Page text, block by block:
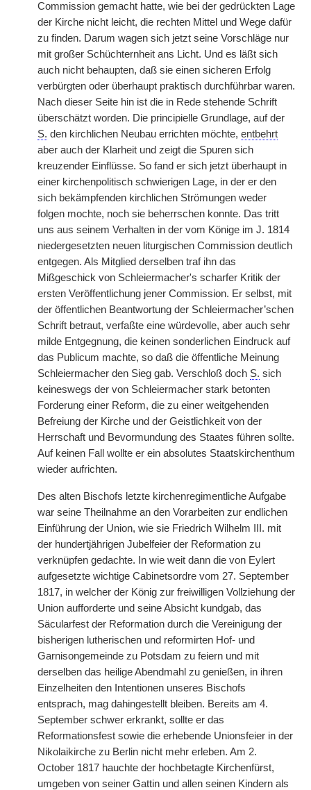
Commission gemacht hatte, wie bei der gedrückten Lage
der Kirche nicht leicht, die rechten Mittel und Wege dafür
zu finden. Darum wagen sich jetzt seine Vorschläge nur
mit großer Schüchternheit ans Licht. Und es läßt sich
auch nicht behaupten, daß sie einen sicheren Erfolg
verbürgten oder überhaupt praktisch durchführbar waren.
Nach dieser Seite hin ist die in Rede stehende Schrift
überschätzt worden. Die principielle Grundlage, auf der
S. den kirchlichen Neubau errichten möchte, entbehrt
aber auch der Klarheit und zeigt die Spuren sich
kreuzender Einflüsse. So fand er sich jetzt überhaupt in
einer kirchenpolitisch schwierigen Lage, in der er den
sich bekämpfenden kirchlichen Strömungen weder
folgen mochte, noch sie beherrschen konnte. Das tritt
uns aus seinem Verhalten in der vom Könige im J. 1814
niedergesetzten neuen liturgischen Commission deutlich
entgegen. Als Mitglied derselben traf ihn das
Mißgeschick von Schleiermacher's scharfer Kritik der
ersten Veröffentlichung jener Commission. Er selbst, mit
der öffentlichen Beantwortung der Schleiermacher’schen
Schrift betraut, verfaßte eine würdevolle, aber auch sehr
milde Entgegnung, die keinen sonderlichen Eindruck auf
das Publicum machte, so daß die öffentliche Meinung
Schleiermacher den Sieg gab. Verschloß doch S. sich
keineswegs der von Schleiermacher stark betonten
Forderung einer Reform, die zu einer weitgehenden
Befreiung der Kirche und der Geistlichkeit von der
Herrschaft und Bevormundung des Staates führen sollte.
Auf keinen Fall wollte er ein absolutes Staatskirchenthum
wieder aufrichten.
Des alten Bischofs letzte kirchenregimentliche Aufgabe
war seine Theilnahme an den Vorarbeiten zur endlichen
Einführung der Union, wie sie Friedrich Wilhelm III. mit
der hundertjährigen Jubelfeier der Reformation zu
verknüpfen gedachte. In wie weit dann die von Eylert
aufgesetzte wichtige Cabinetsordre vom 27. September
1817, in welcher der König zur freiwilligen Vollziehung der
Union aufforderte und seine Absicht kundgab, das
Säcularfest der Reformation durch die Vereinigung der
bisherigen lutherischen und reformirten Hof- und
Garnisongemeinde zu Potsdam zu feiern und mit
derselben das heilige Abendmahl zu genießen, in ihren
Einzelheiten den Intentionen unseres Bischofs
entsprach, mag dahingestellt bleiben. Bereits am 4.
September schwer erkrankt, sollte er das
Reformationsfest sowie die erhebende Unionsfeier in der
Nikolaikirche zu Berlin nicht mehr erleben. Am 2.
October 1817 hauchte der hochbetagte Kirchenfürst,
umgeben von seiner Gattin und allen seinen Kindern als